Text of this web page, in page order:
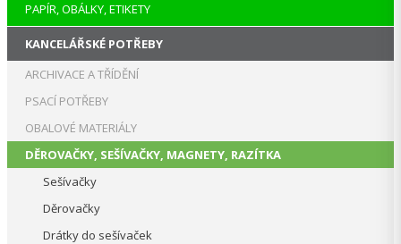
PAPÍR, OBÁLKY, ETIKETY
KANCELÁŘSKÉ POTŘEBY
ARCHIVACE A TŘÍDĚNÍ
PSACÍ POTŘEBY
OBALOVÉ MATERIÁLY
DĚROVAČKY, SEŠÍVAČKY, MAGNETY, RAZÍTKA
Sešívačky
Děrovačky
Drátky do sešívaček